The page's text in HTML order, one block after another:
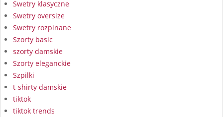
Swetry klasyczne
Swetry oversize
Swetry rozpinane
Szorty basic
szorty damskie
Szorty eleganckie
Szpilki
t-shirty damskie
tiktok
tiktok trends